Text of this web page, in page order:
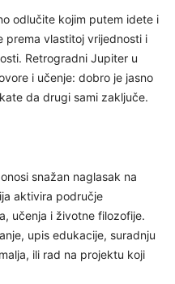
odlučite kojim putem idete i
prema vlastitoj vrijednosti i
Retrogradni Jupiter u
i učenje: dobro je jasno
da drugi sami zaključe.
snažan naglasak na
aktivira područje
učenja i životne filozofije.
upis edukacije, suradnju
ili rad na projektu koji